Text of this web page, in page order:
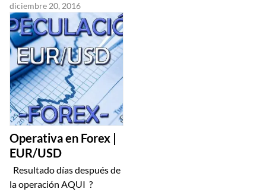
diciembre 20, 2016
Operativa en Forex |
EUR/USD
Resultado días después de
la operación AQUI ?